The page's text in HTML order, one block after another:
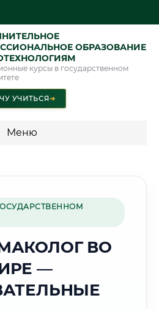
ОБРАЗОВАНИЕ
курсы в государственном
УЧИТЬСЯ➜
Меню
⛪
ВЛАДИМИР
ВО
—